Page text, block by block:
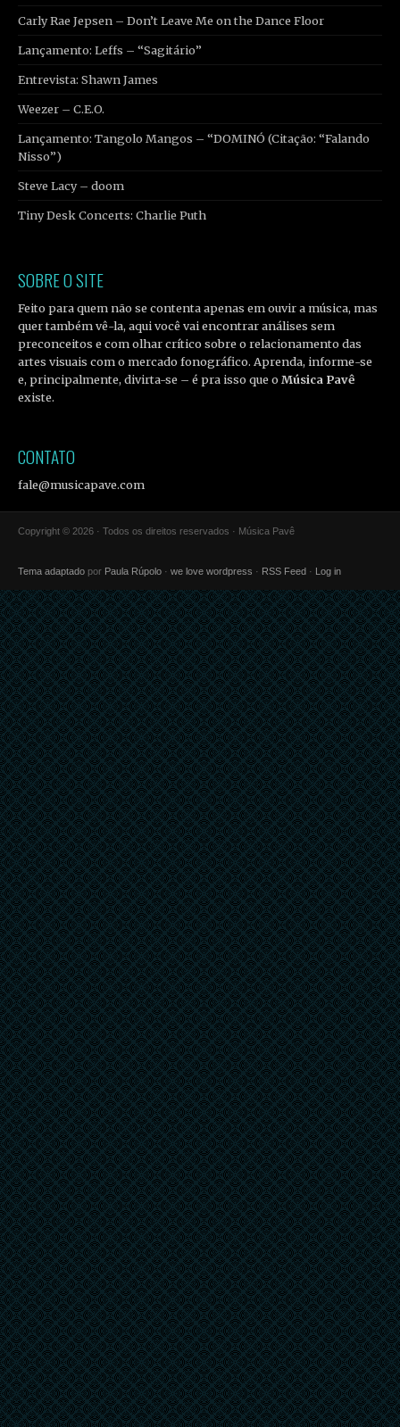
Carly Rae Jepsen – Don’t Leave Me on the Dance Floor
Lançamento: Leffs – “Sagitário”
Entrevista: Shawn James
Weezer – C.E.O.
Lançamento: Tangolo Mangos – “DOMINÓ (Citação: “Falando
Nisso”)
Steve Lacy – doom
Tiny Desk Concerts: Charlie Puth
SOBRE O SITE
Feito para quem não se contenta apenas em ouvir a música, mas
quer também vê-la, aqui você vai encontrar análises sem
preconceitos e com olhar crítico sobre o relacionamento das
artes visuais com o mercado fonográfico. Aprenda, informe-se
e, principalmente, divirta-se – é pra isso que oMúsica Pavê
existe.
CONTATO
fale@musicapave.com
Copyright © 2026 · Todos os direitos reservados · Música Pavê
Tema adaptado por Paula Rúpolo · we love wordpress · RSS Feed · Log in